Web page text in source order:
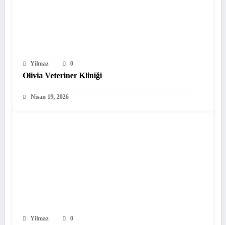
Yilmaz 0
Olivia Veteriner Kliniği
Nisan 19, 2026
Yilmaz 0